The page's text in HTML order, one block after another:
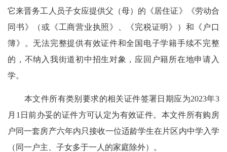
它来晋务工人员子女应提供父（母）的《居住证》《劳动合
同书》（或《工商营业执照》、《完税证明》）和《户口
簿》。无法完整提供有效证件和全国电子学籍手续不完整
的，不纳入我街道初中招生对象，应回户籍所在地申请入
学。
本文件所有类别要求的相关证件签署日期应为2023年3
月1日前办妥的证件方可认定为有效证件。本文件所有购房
户同一套房产六年内只接收一位适龄学生在片区内中学入学
（同一户主、子女多于一人的家庭除外）。